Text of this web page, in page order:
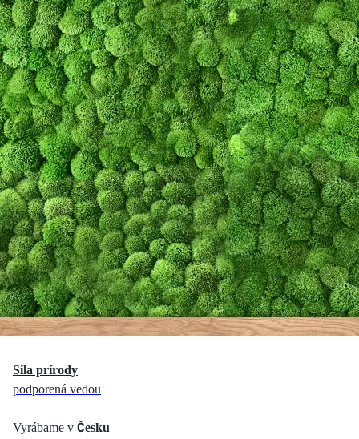
Sila prírody
podporená vedou
Vyrábame v Česku